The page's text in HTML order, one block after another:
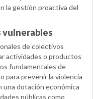
la gestión proactiva del
vulnerables
de colectivos
actividades o productos
fundamentales de
para prevenir la violencia
dotación económica
públicas como